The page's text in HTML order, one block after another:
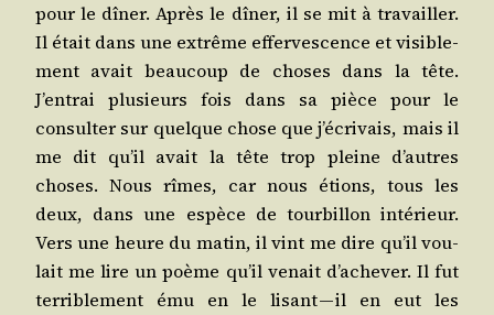
pour le dîner. Après le dîner, il se mit à tra­vailler.
Il était dans une extrême effer­ves­cence et visi­ble­
ment avait beau­coup de choses dans la tête.
J’entrai plu­sieurs fois dans sa pièce pour le
consul­ter sur quelque chose que j’écrivais, mais il
me dit qu’il avait la tête trop pleine d’autres
choses. Nous rîmes, car nous étions, tous les
deux, dans une espèce de tour­billon inté­rieur.
Vers une heure du matin, il vint me dire qu’il vou­
lait me lire un poème qu’il venait d’achever. Il fut
ter­ri­ble­ment ému en le lisant — il en eut les